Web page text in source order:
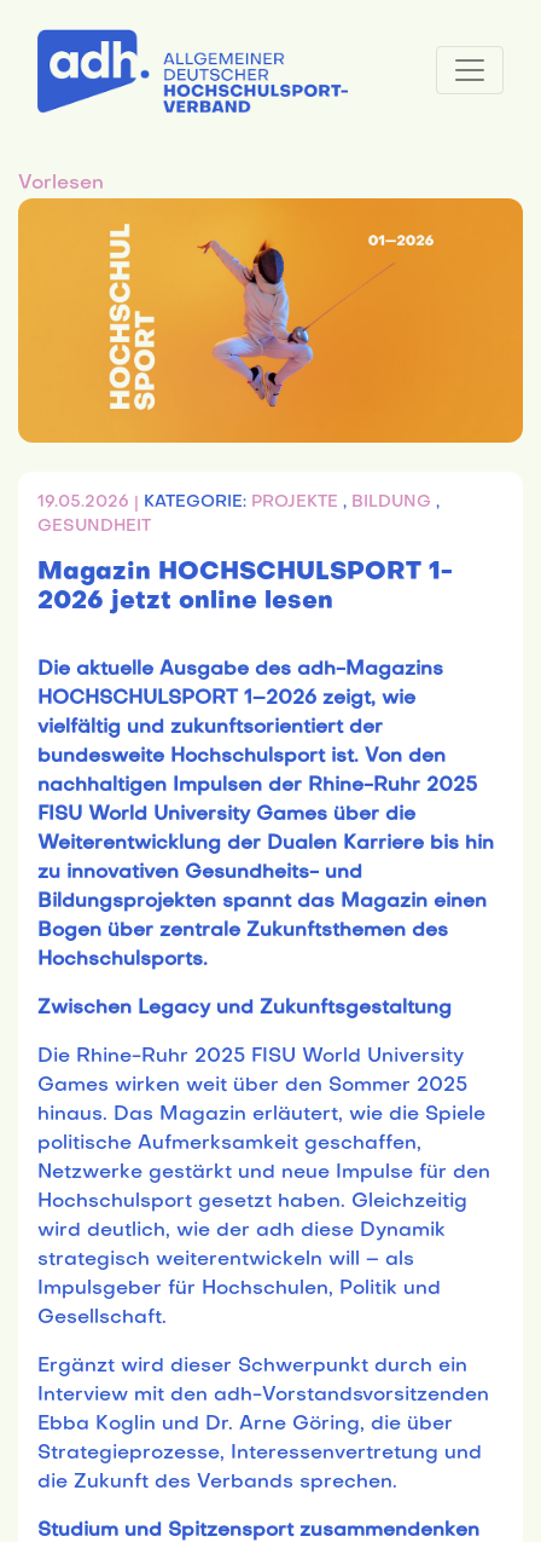
Vorlesen
19.05.2026 | KATEGORIE: PROJEKTE , BILDUNG ,
GESUNDHEIT
Magazin HOCHSCHULSPORT 1-
2026 jetzt online lesen
Die aktuelle Ausgabe des adh-Magazins
HOCHSCHULSPORT 1–2026 zeigt, wie
vielfältig und zukunftsorientiert der
bundesweite Hochschulsport ist. Von den
nachhaltigen Impulsen der Rhine-Ruhr 2025
FISU World University Games über die
Weiterentwicklung der Dualen Karriere bis hin
zu innovativen Gesundheits- und
Bildungsprojekten spannt das Magazin einen
Bogen über zentrale Zukunftsthemen des
Hochschulsports.
Zwischen Legacy und Zukunftsgestaltung
Die Rhine-Ruhr 2025 FISU World University
Games wirken weit über den Sommer 2025
hinaus. Das Magazin erläutert, wie die Spiele
politische Aufmerksamkeit geschaffen,
Netzwerke gestärkt und neue Impulse für den
Hochschulsport gesetzt haben. Gleichzeitig
wird deutlich, wie der adh diese Dynamik
strategisch weiterentwickeln will – als
Impulsgeber für Hochschulen, Politik und
Gesellschaft.
Ergänzt wird dieser Schwerpunkt durch ein
Interview mit den adh-Vorstandsvorsitzenden
Ebba Koglin und Dr. Arne Göring, die über
Strategieprozesse, Interessenvertretung und
die Zukunft des Verbands sprechen.
Studium und Spitzensport zusammendenken